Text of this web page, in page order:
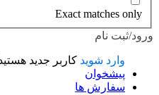
Exact matches only
ورود/ثبت نام
وارد شوید کاربر جدید
پیشخوان
سفارش ها